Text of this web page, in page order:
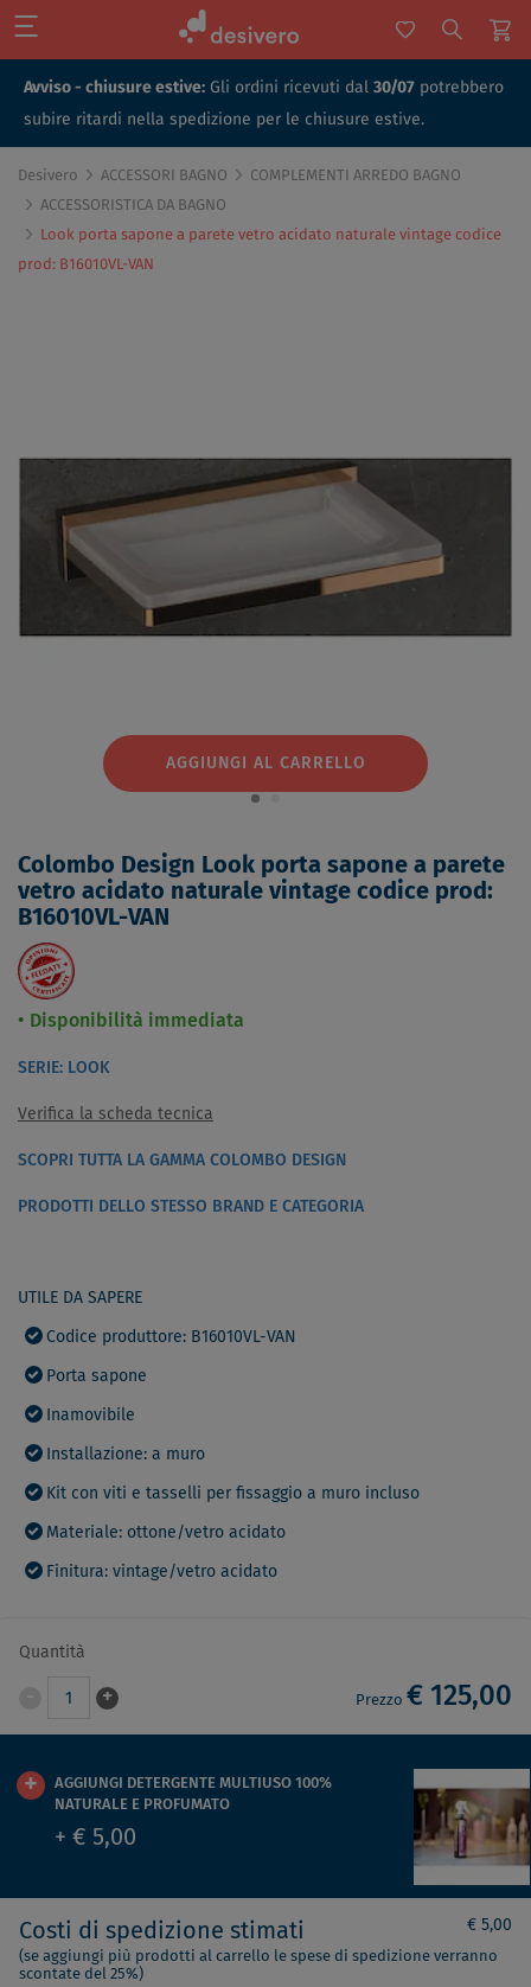
Avviso - chiusure estive: Gli ordini ricevuti dal 30/07 potrebbero
subire ritardi nella spedizione per le chiusure estive.
Desivero ACCESSORI BAGNO
COMPLEMENTI ARREDO BAGNO
ACCESSORISTICA DA BAGNO
Look porta sapone a parete vetro acidato naturale vintage codice
prod: B16010VL-VAN
AGGIUNGI AL CARRELLO
Colombo Design Look porta sapone a parete
vetro acidato naturale vintage codice prod:
B16010VL-VAN
Disponibilità immediata
SERIE: LOOK
Verifica la scheda tecnica
SCOPRI TUTTA LA GAMMA COLOMBO DESIGN
PRODOTTI DELLO STESSO BRAND E CATEGORIA
UTILE DA SAPERE
Codice produttore: B16010VL-VAN
Porta sapone
Inamovibile
Installazione: a muro
Kit con viti e tasselli per fissaggio a muro incluso
Materiale: ottone/vetro acidato
Finitura: vintage/vetro acidato
Quantità
1 + Prezzo € 125,00
AGGIUNGI DETERGENTE MULTIUSO 100%
NATURALE E PROFUMATO
+ € 5,00
Costi di spedizione stimati € 5,00
(se aggiungi più prodotti al carrello le spese di spedizione verranno
scontate del 25%)